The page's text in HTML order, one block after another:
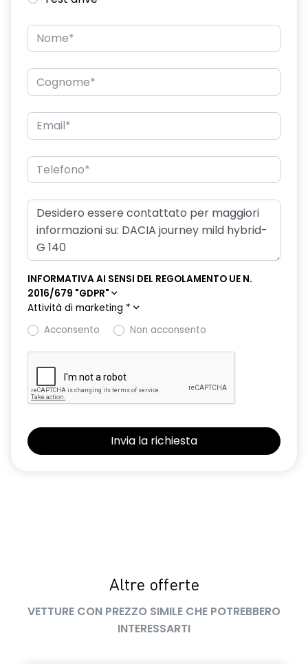
INFORMATIVA AI SENSI DEL REGOLAMENTO UE N.
2016/679 "GDPR"
Attività di marketing *
Acconsento
Non acconsento
Altre offerte
VETTURE CON PREZZO SIMILE CHE POTREBBERO
INTERESSARTI